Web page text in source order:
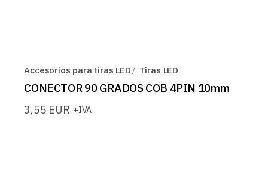
Accesorios para tiras LED Tiras LED
CONECTOR 90 GRADOS COB 4PIN 10mm
3,55 EUR +IVA